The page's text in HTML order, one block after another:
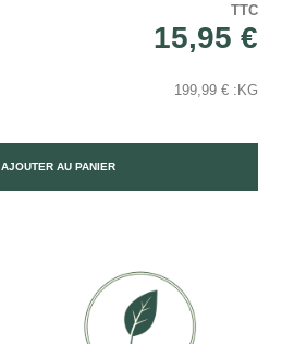
TTC
15,95 €
199,99 € :KG
AJOUTER AU PANIER